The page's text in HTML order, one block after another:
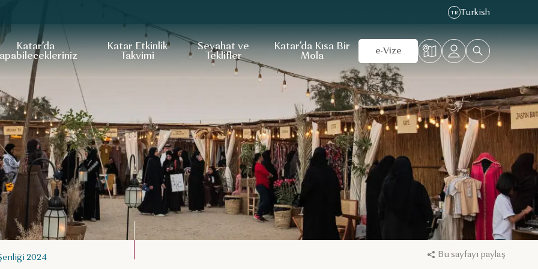
TR Turkish
Katar’da
Katar Etkinlik
Takvimi
Seyahat ve
Teklifler
Katar’da Kısa Bir
Mola
e-Vize
2024 Bu sayfayı paylaş